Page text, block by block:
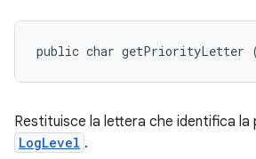
public char getPriorityLetter
Restituisce la lettera che identifica la
LogLevel .